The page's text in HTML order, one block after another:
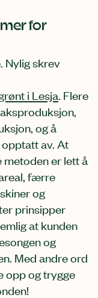
for
Nylig skrev
i Lesja . Flere
og å
av. At
metoden er lett å
færre
og
prinsipper
at kunden
og
Med andre ord
opp og trygge